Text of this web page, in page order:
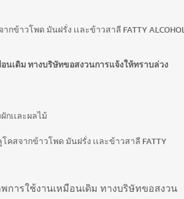
ข้าวโพด มันฝรั่ง เเละข้าวสาลี FATTY ALCOHOL
เดิม ทางบริษัทขอสงวนการแจ้งให้ทราบล่วง
เเละผลไม้
คสจากข้าวโพด มันฝรั่ง เเละข้าวสาลี FATTY
การใช้งานเหมือนเดิม ทางบริษัทขอสงวน